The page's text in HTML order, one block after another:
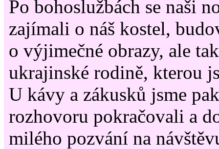
Po bohoslužbách se naši
zajímali o náš kostel,
o výjimečné obrazy, ale
ukrajinské rodině, kterou
U kávy a zákusků jsme
rozhovoru pokračovali a
milého pozvání na